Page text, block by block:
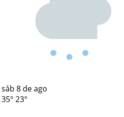
sáb 8 de ago
35° 23°